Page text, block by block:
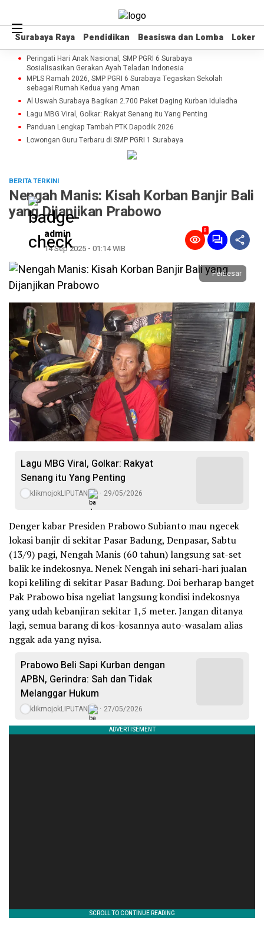
Surabaya Raya Pendidikan Beasiswa dan Lomba Loker
Surabaya Raya Pendidikan Beasiswa dan Lomba Loker
Peringati Hari Anak Nasional, SMP PGRI 6 Surabaya
Sosialisasikan Gerakan Ayah Teladan Indonesia
MPLS Ramah 2026, SMP PGRI 6 Surabaya Tegaskan Sekolah
sebagai Rumah Kedua yang Aman
Al Uswah Surabaya Bagikan 2.700 Paket Daging Kurban Iduladha
Lagu MBG Viral, Golkar: Rakyat Senang itu Yang Penting
Panduan Lengkap Tambah PTK Dapodik 2026
Lowongan Guru Terbaru di SMP PGRI 1 Surabaya
BERITA TERKINI
Nengah Manis: Kisah Korban Banjir Bali
yang Dijanjikan Prabowo
admin
14 Sep 2025 - 01:14 WIB
8
Perbesar
Lagu MBG Viral, Golkar: Rakyat
Senang itu Yang Penting
klikmojokLIPUTAN 29/05/2026
Denger kabar Presiden Prabowo Subianto mau ngecek
lokasi banjir di sekitar Pasar Badung, Denpasar, Sabtu
(13/9) pagi, Nengah Manis (60 tahun) langsung sat-set
balik ke indekosnya. Nenek Nengah ini sehari-hari jualan
kopi keliling di sekitar Pasar Badung. Doi berharap banget
Pak Prabowo bisa ngeliat langsung kondisi indekosnya
yang udah kebanjiran sekitar 1,5 meter. Jangan ditanya
lagi, semua barang di kos-kosannya auto-wasalam alias
nggak ada yang nyisa.
Prabowo Beli Sapi Kurban dengan
APBN, Gerindra: Sah dan Tidak
Melanggar Hukum
klikmojokLIPUTAN 27/05/2026